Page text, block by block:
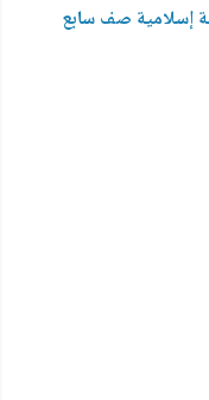
إسلامية صف سابع